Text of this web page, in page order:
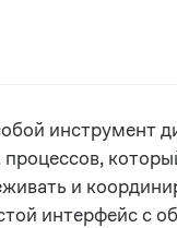
инструмент
и
интерфейс с